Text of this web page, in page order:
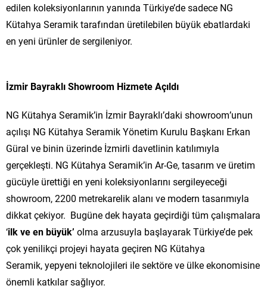
edilen koleksiyonlarının yanında Türkiye’de sadece NG
Kütahya Seramik tarafından üretilebilen büyük ebatlardaki
en yeni ürünler de sergileniyor.
İzmir Bayraklı Showroom Hizmete Açıldı
NG Kütahya Seramik’in İzmir Bayraklı’daki showroom’unun
açılışı NG Kütahya Seramik Yönetim Kurulu Başkanı Erkan
Güral ve binin üzerinde İzmirli davetlinin katılımıyla
gerçekleşti. NG Kütahya Seramik’in Ar-Ge, tasarım ve üretim
gücüyle ürettiği en yeni koleksiyonlarını sergileyeceği
showroom, 2200 metrekarelik alanı ve modern tasarımıyla
dikkat çekiyor. Bugüne dek hayata geçirdiği tüm çalışmalara
‘ilk ve en büyük’ olma arzusuyla başlayarak Türkiye’de pek
çok yenilikçi projeyi hayata geçiren NG Kütahya
Seramik, yepyeni teknolojileri ile sektöre ve ülke ekonomisine
önemli katkılar sağlıyor.